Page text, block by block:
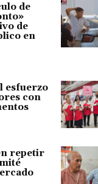
de
de
en
esfuerzo
con
repetir